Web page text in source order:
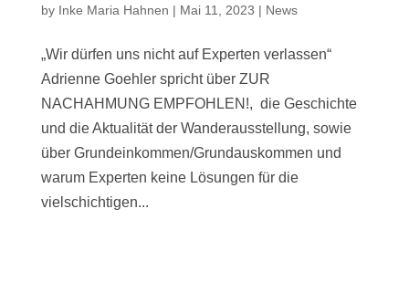
by Inke Maria Hahnen | Mai 11, 2023 | News
„Wir dürfen uns nicht auf Experten verlassen“
Adrienne Goehler spricht über ZUR
NACHAHMUNG EMPFOHLEN!, die Geschichte
und die Aktualität der Wanderausstellung, sowie
über Grundeinkommen/Grundauskommen und
warum Experten keine Lösungen für die
vielschichtigen...